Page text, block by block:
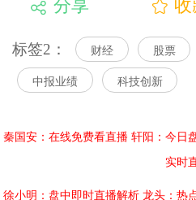
分享 收
标签2： 财经 股票
中报业绩 科技创新
秦国安：在线免费看直播 轩阳：今日
实时
徐小明：盘中即时直播解析 龙头：热